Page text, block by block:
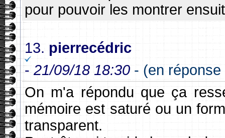
pour pouvoir les montrer
13. pierrecédric
- 21/09/18 18:30 - (en
On m'a répondu que ça
mémoire est saturé ou un
transparent.